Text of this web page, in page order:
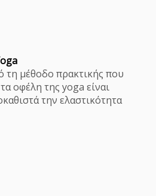
τη μέθοδο πρακτικής που
οφέλη της yoga είναι
την ελαστικότητα